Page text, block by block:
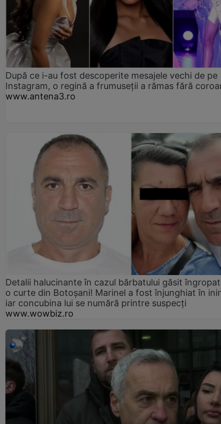
După ce i-au fost descoperite mesajele vechi de pe
Instagram, o regină a frumuseții a rămas fără
www.antena3.ro
Detalii halucinante în cazul bărbatului găsit
o curte din Botoșani! Marinel a fost înjunghiat în
iar concubina lui se numără printre suspecți
www.wowbiz.ro